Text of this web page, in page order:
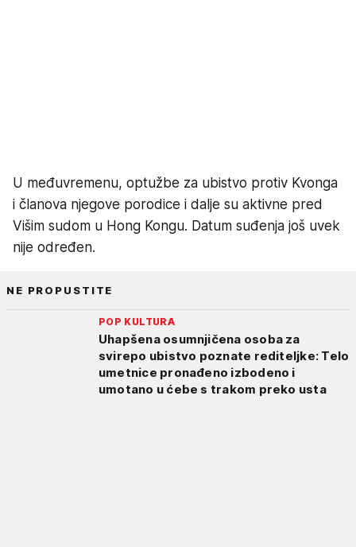
U međuvremenu, optužbe za ubistvo protiv Kvonga
i članova njegove porodice i dalje su aktivne pred
Višim sudom u Hong Kongu. Datum suđenja još uvek
nije određen.
NE PROPUSTITE
POP KULTURA
Uhapšena osumnjičena osoba za
svirepo ubistvo poznate rediteljke: Telo
umetnice pronađeno izbodeno i
umotano u ćebe s trakom preko usta